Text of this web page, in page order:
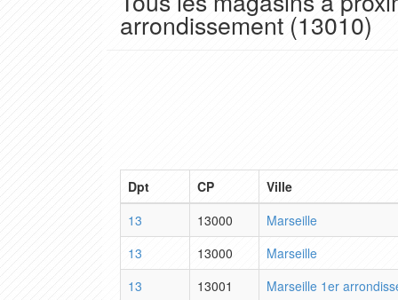
arrondissement (13010)
Dpt CP
Ville
13
13000
Marseille
13
13000
Marseille
13
13001
Marseille 1er